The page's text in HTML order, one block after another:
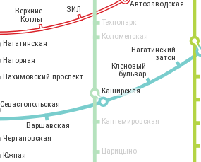
Нагатинская
Нагорная
Нахимовский проспект
Севастопольская
Чертановская
Южная
ЗИЛ
Верхние
Котлы
Технопарк
Коломенская
Каширская
Кантемировская
Царицыно
Варшавская
Автозаводская
Кленовый
бульвар
Нагатинский
затон